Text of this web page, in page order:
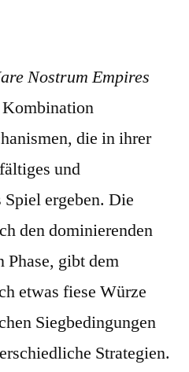
Nostrum Empires
die in ihrer
und
ergeben. Die
den dominierenden
Phase, gibt dem
etwas fiese Würze
Siegbedingungen
Strategien.